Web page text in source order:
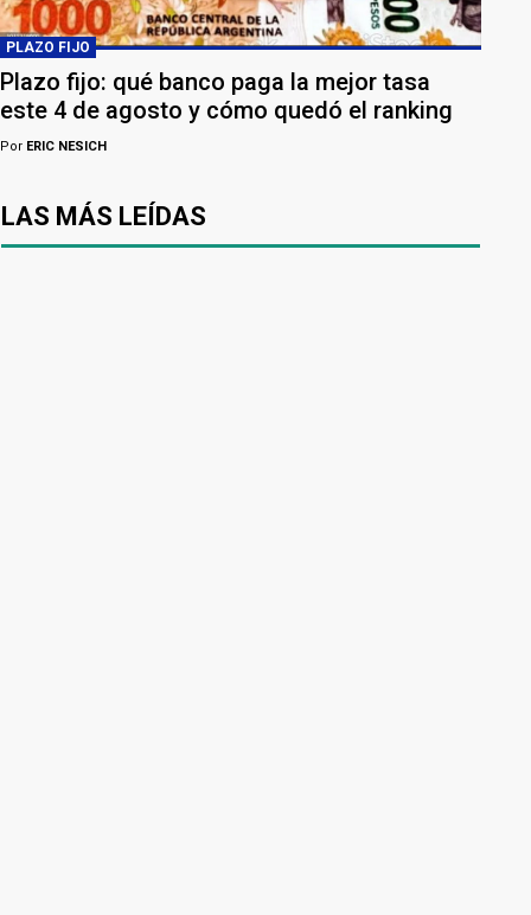
PLAZO FIJO
Plazo fijo: qué banco paga la mejor tasa
este 4 de agosto y cómo quedó el ranking
Por ERIC NESICH
LAS MÁS LEÍDAS